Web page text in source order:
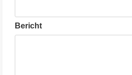
Bericht